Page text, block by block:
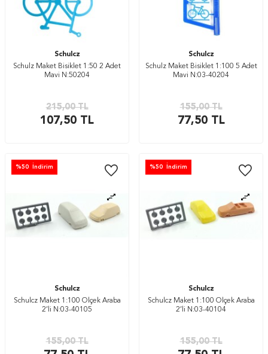
Schulcz
Schulz Maket Bisiklet 1:50 2 Adet
Mavi N:50204
215,00TL
107,50 TL
Schulcz
Schulz Maket Bisiklet 1:100 5 Adet
Mavi N:03-40204
155,00TL
77,50TL
%50 İndirim
Schulcz
Schulcz Maket 1:100 Ölçek Araba
2’li N:03-40105
155,00TL
%50 İndirim
Schulcz
Schulcz Maket 1:100 Ölçek Araba
2’li N:03-40104
155,00TL